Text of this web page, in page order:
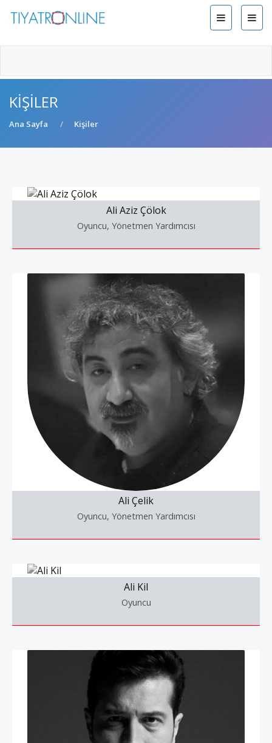
KIŞILER
Ana Sayfa Kişiler
Ali Aziz Çölok
Oyuncu, Yönetmen Yardımcısı
Ali Çelik
Oyuncu, Yönetmen Yardımcısı
Ali Kil
Oyuncu